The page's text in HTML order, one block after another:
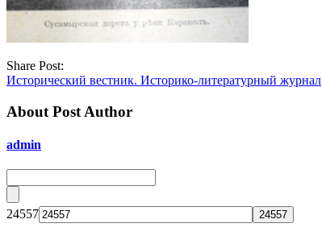
Share Post:
Исторический вестник. Историко-литературный журнал
About Post Author
admin
24557